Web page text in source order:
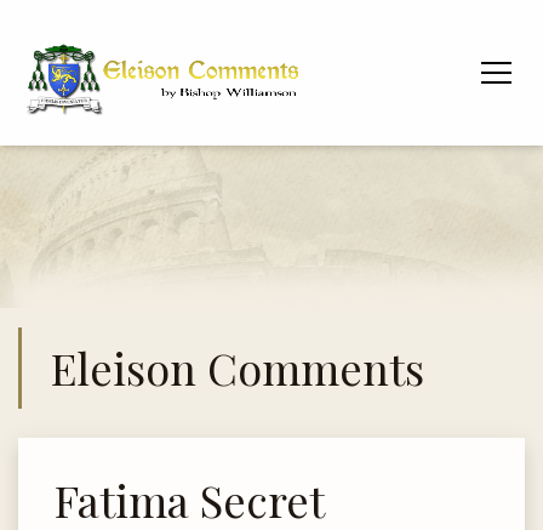
Eleison Comments
Fatima Secret